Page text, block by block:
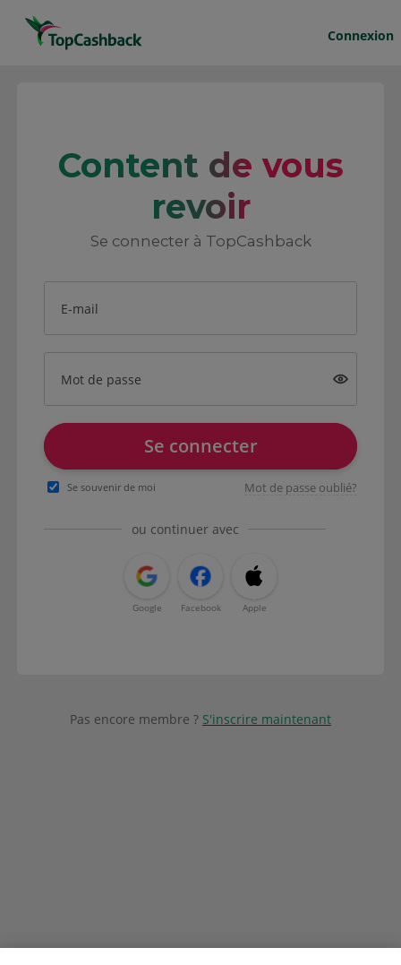
Connexion
Content de vous
revoir
Se connecter à TopCashback
E-mail
Mot de passe
Se connecter
Se souvenir de moi Mot de passe oublié?
ou continuer avec
Google Facebook Apple
Pas encore membre ? S'inscrire maintenant